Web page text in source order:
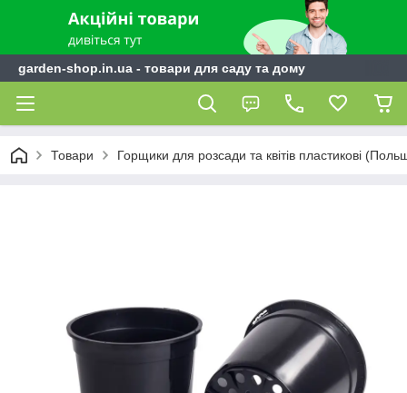
garden-shop.in.ua - товари для саду та дому
Товари Горщики для розсади та квітів пластикові